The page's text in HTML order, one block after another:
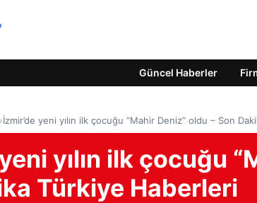
Güncel Haberler
›İzmir’de yeni yılın ilk çocuğu “Mahir Deniz” oldu – Son
yılın ilk çocuğu
Türkiye Haberleri